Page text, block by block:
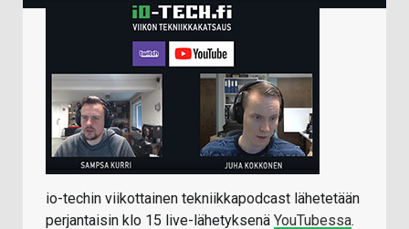
io-techin viikottainen tekniikkapodcast lähetetään
perjantaisin klo 15 live-lähetyksenä YouTubessa.